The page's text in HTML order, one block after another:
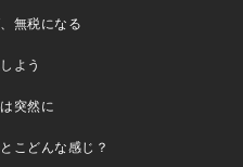
無税になる
よう
突然に
こどんな感じ？